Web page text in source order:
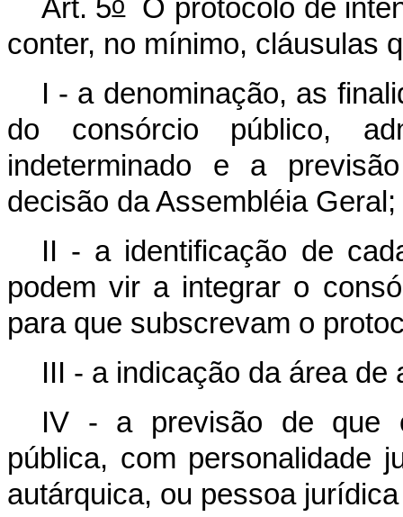
Art. 5 O protocolo de
conter, no mínimo, cláusulas
I - a denominação, as
do consórcio público,
indeterminado e a
decisão da Assembléia Geral;
II - a identificação de
podem vir a integrar o
para que subscrevam o
III - a indicação da área
IV - a previsão de que
pública, com personalidade
autárquica, ou pessoa